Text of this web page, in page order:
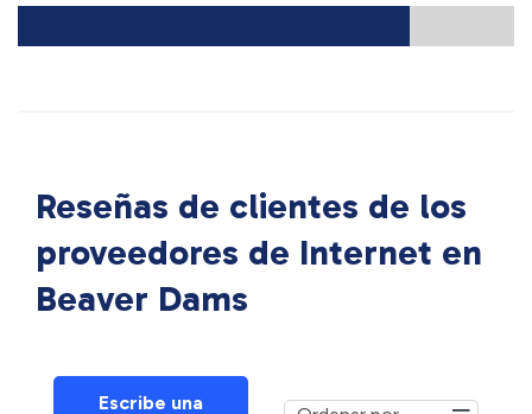
Reseñas de clientes de los
proveedores de Internet en
Beaver Dams
Escribe una